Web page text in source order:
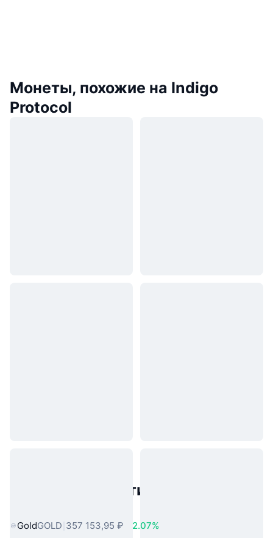
Монеты, похожие на Indigo
Protocol
Популярные активы реального
GoldGOLD 357 153,95 ₽
2.07%